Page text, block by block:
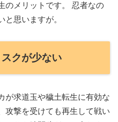
のメリットです。 忍者なの
と思いますが。
クが少ない
が求道玉や穢土転生に有効な
攻撃を受けても再生して戦い